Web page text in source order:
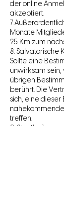
der online
akzeptiert.
Monate
25 Km zum
8. Salvatorische
Sollte eine
unwirksam
übrigen
berührt. Die
sich, eine dieser
treffen.